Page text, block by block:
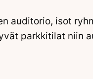
auditorio, isot
parkkitilat niin